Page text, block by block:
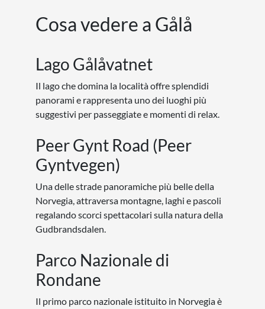
Cosa vedere a Gålå
Lago Gålåvatnet
Il lago che domina la località offre splendidi
panorami e rappresenta uno dei luoghi più
suggestivi per passeggiate e momenti di relax.
Peer Gynt Road (Peer
Gyntvegen)
Una delle strade panoramiche più belle della
Norvegia, attraversa montagne, laghi e pascoli
regalando scorci spettacolari sulla natura della
Gudbrandsdalen.
Parco Nazionale di
Rondane
Il primo parco nazionale istituito in Norvegia è